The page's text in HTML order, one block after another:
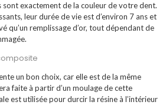
exactement de la couleur de votre dent.
leur durée de vie est d’environ 7 ans et
qu’un remplissage d’or, tout dépendant de
un bon choix, car elle est de la même
faite à partir d’un moulage de cette
est utilisée pour durcir la résine à l’intérieur